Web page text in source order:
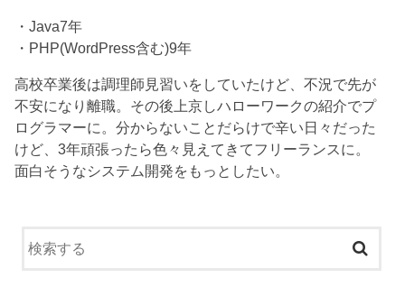
・Java7年
・PHP(WordPress含む)9年
高校卒業後は調理師見習いをしていたけど、不況で先が
不安になり離職。その後上京しハローワークの紹介でプ
ログラマーに。分からないことだらけで辛い日々だった
けど、3年頑張ったら色々見えてきてフリーランスに。
面白そうなシステム開発をもっとしたい。